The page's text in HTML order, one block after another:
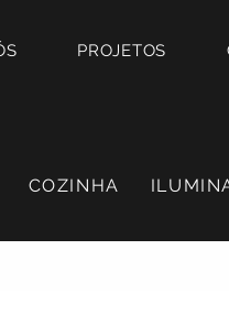
PROJETOS
COZINHA